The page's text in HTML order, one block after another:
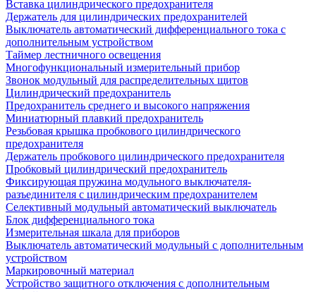
Вставка цилиндрического предохранителя
Держатель для цилиндрических предохранителей
Выключатель автоматический дифференциального тока с
дополнительным устройством
Таймер лестничного освещения
Многофункциональный измерительный прибор
Звонок модульный для распределительных щитов
Цилиндрический предохранитель
Предохранитель среднего и высокого напряжения
Миниатюрный плавкий предохранитель
Резьбовая крышка пробкового цилиндрического
предохранителя
Держатель пробкового цилиндрического предохранителя
Пробковый цилиндрический предохранитель
Фиксирующая пружина модульного выключателя-
разъединителя с цилиндрическим предохранителем
Селективный модульный автоматический выключатель
Блок дифференциального тока
Измерительная шкала для приборов
Выключатель автоматический модульный с дополнительным
устройством
Маркировочный материал
Устройство защитного отключения с дополнительным